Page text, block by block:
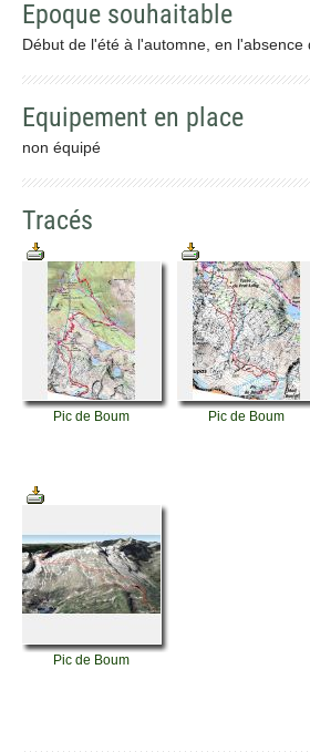
Epoque souhaitable
Début de l'été à l'automne, en l'absence
Equipement en place
non équipé
Tracés
Pic de Boum Pic de Boum
Pic de Boum